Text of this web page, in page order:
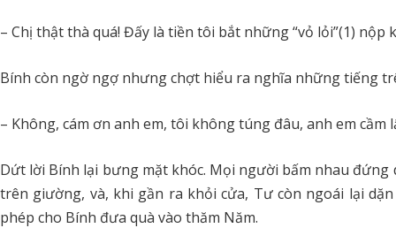
– Chị thật thà quá! Đấy là tiền tôi bắt những “vỏ lỏi”(1) nộp
Bính còn ngờ ngợ nhưng chợt hiểu ra nghĩa những tiếng
– Không, cám ơn anh em, tôi không túng đâu, anh em cầm
Dứt lời Bính lại bưng mặt khóc. Mọi người bấm nhau
trên giường, và, khi gần ra khỏi cửa, Tư còn ngoái lại
phép cho Bính đưa quà vào thăm Năm.